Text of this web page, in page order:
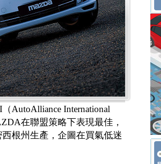
AutoAlliance International
在聯盟策略下表現最佳，
根州生產，企圖在買氣低迷